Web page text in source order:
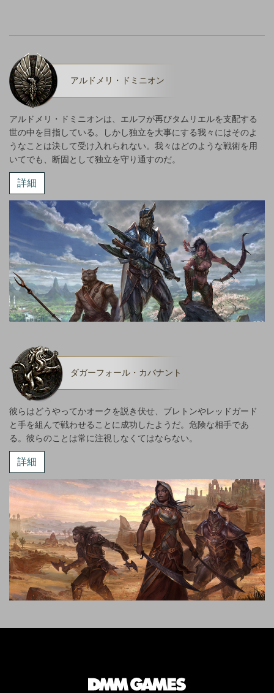
アルドメリ・ドミニオン
アルドメリ・ドミニオンは、エルフが再びタムリエルを支配する
世の中を目指している。しかし独立を大事にする我々にはそのよ
うなことは決して受け入れられない。我々はどのような戦術を用
いてでも、断固として独立を守り通すのだ。
詳細
ダガーフォール・カバナント
彼らはどうやってかオークを説き伏せ、ブレトンやレッドガード
と手を組んで戦わせることに成功したようだ。危険な相手であ
る。彼らのことは常に注視しなくてはならない。
詳細